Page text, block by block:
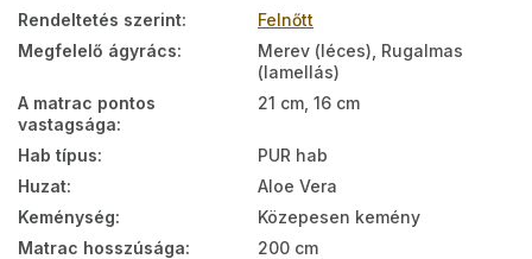
Rendeltetés szerint:
Felnőtt
Megfelelő ágyrács:
Merev (léces), Rugalmas
(lamellás)
A matrac pontos
vastagsága:
21 cm, 16 cm
Hab típus:
PUR hab
Huzat:
Aloe Vera
Keménység:
Közepesen kemény
Matrac hosszúsága:
200 cm